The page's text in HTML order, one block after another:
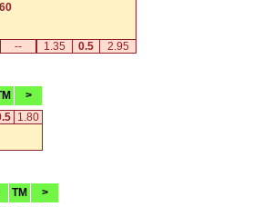
-- 1.35 0.5
2.95
>
1.80
TM
>